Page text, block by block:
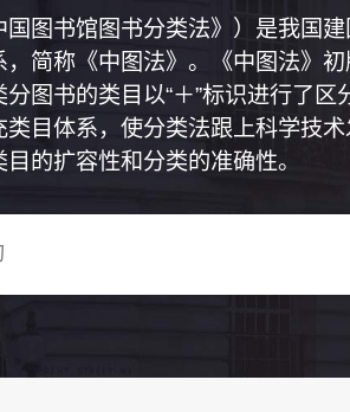
国图书馆图书分类法》）是我国
简称《中图法》。《中图法》
图书的类目以“＋”标识进行了
目体系，使分类法跟上科学技
的扩容性和分类的准确性。